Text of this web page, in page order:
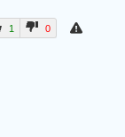
1 0